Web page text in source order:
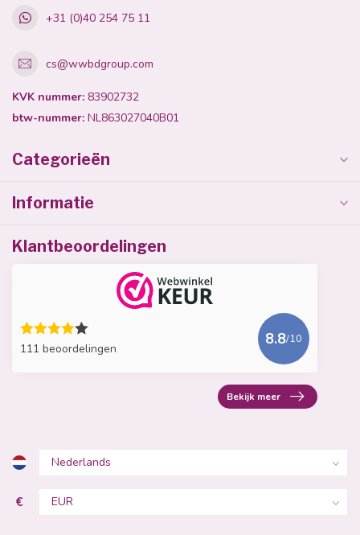
+31 (0)40 254 75 11
cs@wwbdgroup.com
KVK nummer: 83902732
btw-nummer: NL863027040B01
Categorieën
Informatie
Klantbeoordelingen
111 beoordelingen
8.8/10
Bekijk meer
€